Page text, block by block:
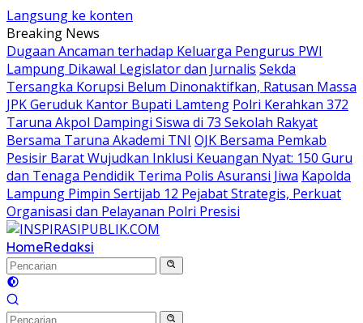
Langsung ke konten
Breaking News
Dugaan Ancaman terhadap Keluarga Pengurus PWI
Lampung Dikawal Legislator dan Jurnalis Sekda
Tersangka Korupsi Belum Dinonaktifkan, Ratusan Massa
JPK Geruduk Kantor Bupati Lamteng Polri Kerahkan 372
Taruna Akpol Dampingi Siswa di 73 Sekolah Rakyat
Bersama Taruna Akademi TNI OJK Bersama Pemkab
Pesisir Barat Wujudkan Inklusi Keuangan Nyat: 150 Guru
dan Tenaga Pendidik Terima Polis Asuransi Jiwa Kapolda
Lampung Pimpin Sertijab 12 Pejabat Strategis, Perkuat
Organisasi dan Pelayanan Polri Presisi
HomeRedaksi